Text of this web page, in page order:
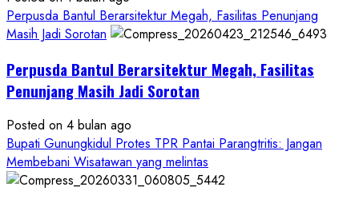
Hanya
Separuhnya
Cair
ke
Ketum
PWRI
RI
Minta
Perpusda Bantul Berarsitektur Megah, Fasilitas Penunjang
Masih Jadi Sorotan
Perpusda Bantul Berarsitektur Megah, Fasilitas
Penunjang Masih Jadi Sorotan
Posted on 4 bulan ago
Bupati Gunungkidul Protes TPR Pantai Parangtritis: Jangan
Membebani Wisatawan yang melintas